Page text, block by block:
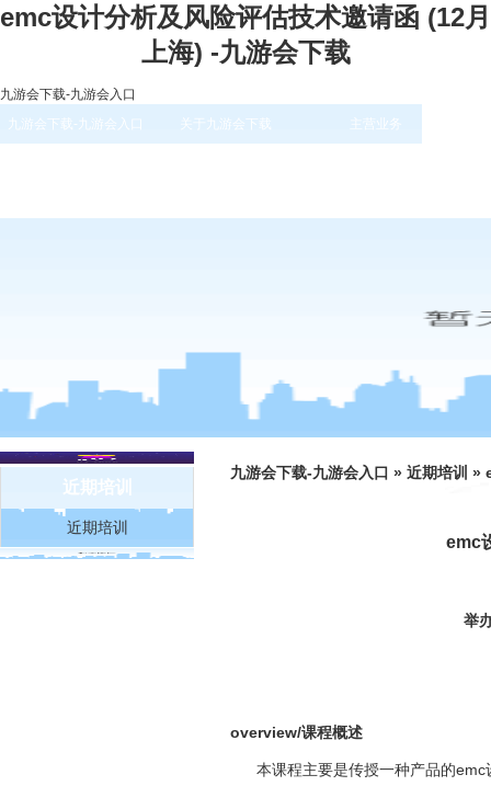
emc设计分析及风险评估技术邀请函 (12月
上海) -九游会下载
九游会下载-九游会入口
九游会下载-九游会入口
关于九游会下载 主营业务
近期培训
近期培训
九游会下载-九游会入口 » 近期培训 »
emc
举
overview/课程概述
本课程主要是传授一种产品的emc